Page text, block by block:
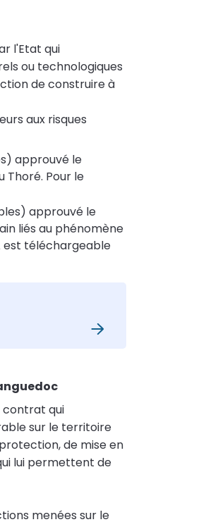
l'Etat qui
ou technologiques
de construire à
aux risques
approuvé le
Thoré. Pour le
approuvé le
liés au phénomène
est téléchargeable
contrat qui
sur le territoire
de mise en
lui permettent de
menées sur le